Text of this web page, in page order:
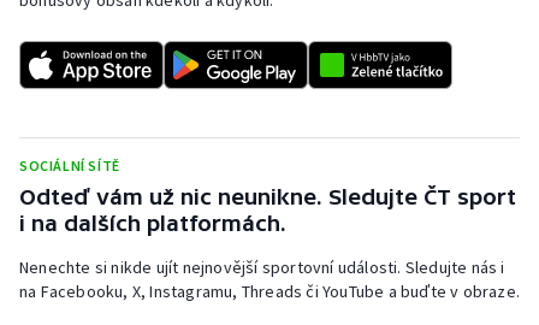
SOCIÁLNÍ SÍTĚ
Odteď vám už nic neunikne. Sledujte ČT sport
i na dalších platformách.
Nenechte si nikde ujít nejnovější sportovní události. Sledujte nás i
na Facebooku, X, Instagramu, Threads či YouTube a buďte v obraze.